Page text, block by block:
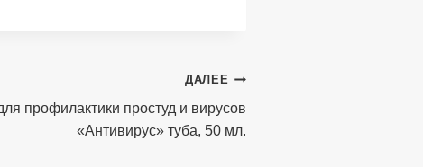
ДАЛЕЕ
профилактики простуд и вирусов
«Антивирус» туба, 50 мл.